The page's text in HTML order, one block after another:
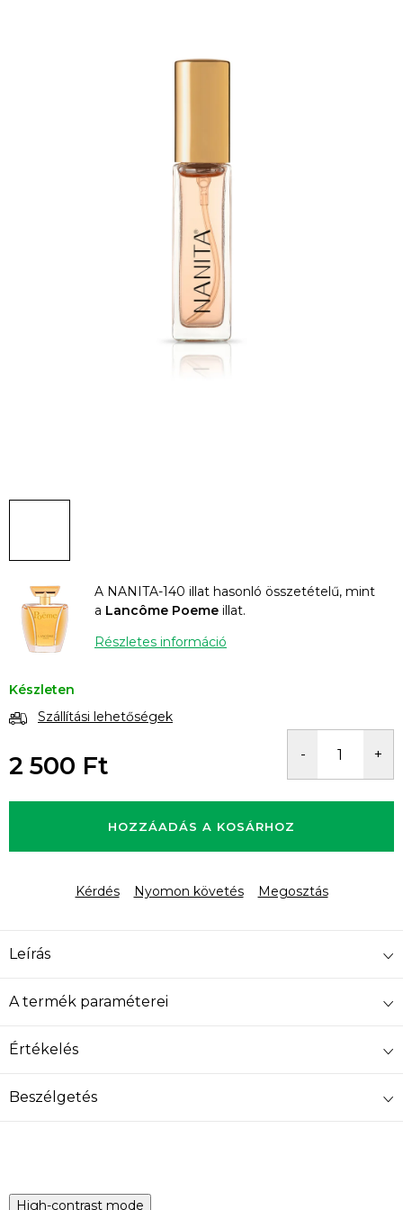
A NANITA-140 illat hasonló összetételű, mint
a Lancôme Poeme illat.
Részletes információ
Készleten
Szállítási lehetőségek
2 500 Ft
HOZZÁADÁS A KOSÁRHOZ
Kérdés Nyomon követés Megosztás
Leírás
A termék paraméterei
Értékelés
Beszélgetés
High-contrast mode